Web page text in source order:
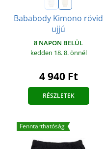
Bababody Kimono rövid
ujjú
8 NAPON BELÜL
kedden 18. 8.önnél
4 940 Ft
RÉSZLETEK
Fenntarthatóság